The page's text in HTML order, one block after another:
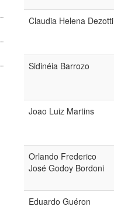
Claudia Helena Dezotti
Sidinéia Barrozo
Joao Luiz Martins
Orlando Frederico
José Godoy Bordoni
Eduardo Guéron